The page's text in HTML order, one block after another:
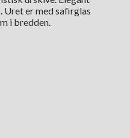
Uret er med safirglas
i bredden.